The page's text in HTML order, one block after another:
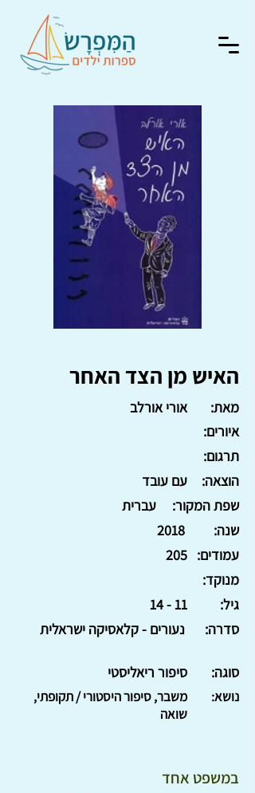
האיש מן הצד האחר
אורי אורלב
מאת:
איורים:
תרגום:
עם עובד
הוצאה:
עברית
שפת המקור:
2018
שנה:
205 עמודים:
מנוקד:
11 - 14
גיל:
נעורים - קלאסיקה ישראלית
סדרה:
סיפור ריאליסטי סוגה:
משבר, סיפור היסטורי / תקופתי,
שואה
נושא:
במשפט אחד